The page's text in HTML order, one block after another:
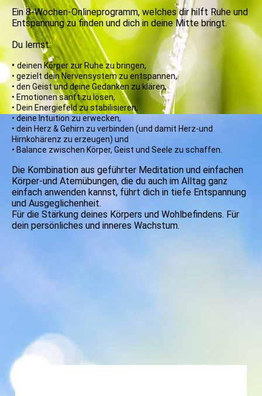
Ein 8-Wochen-Onlineprogramm, welches dir hilft Ruhe und
Entspannung zu finden und dich in deine Mitte bringt.
Du lernst:
• deinen Körper zur Ruhe zu bringen,
• gezielt dein Nervensystem zu entspannen,
• den Geist und deine Gedanken zu klären,
• Emotionen sanft zu lösen,
• Dein Energiefeld zu stabilisieren,
• deine Intuition zu erwecken,
• dein Herz & Gehirn zu verbinden (und damit Herz-und
Hirnkohärenz zu erzeugen) und
• Balance zwischen Körper, Geist und Seele zu schaffen.
Die Kombination aus geführter Meditation und einfachen
Körper-und Atemübungen, die du auch im Alltag ganz
einfach anwenden kannst, führt dich in tiefe Entspannung
und Ausgeglichenheit.
Für die Stärkung deines Körpers und Wohlbefindens. Für
dein persönliches und inneres Wachstum.